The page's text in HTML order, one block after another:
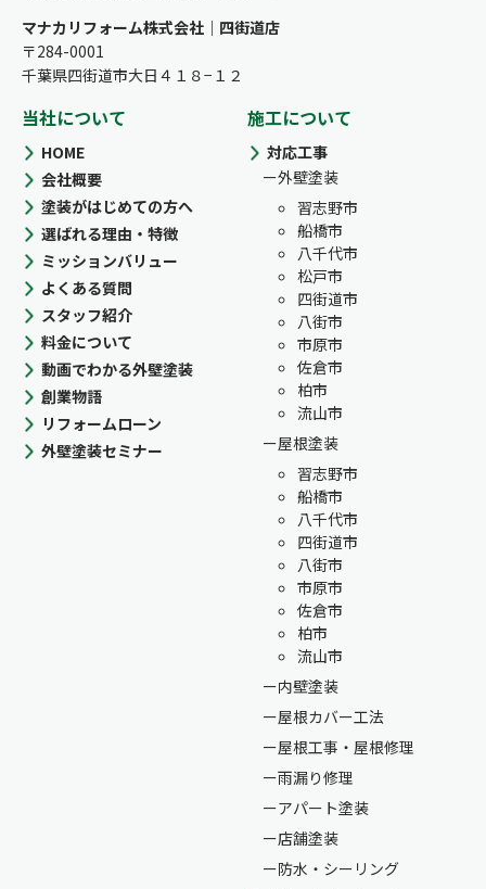
マナカリフォーム株式会社｜四街道店
〒284-0001
千葉県四街道市大日４１８−１２
当社について
HOME
会社概要
塗装がはじめての方へ
選ばれる理由・特徴
ミッションバリュー
よくある質問
スタッフ紹介
料金について
動画でわかる外壁塗装
創業物語
リフォームローン
外壁塗装セミナー
施工について
対応工事
外壁塗装
習志野市
船橋市
八千代市
松戸市
四街道市
八街市
市原市
佐倉市
柏市
流山市
屋根塗装
習志野市
船橋市
八千代市
四街道市
八街市
市原市
佐倉市
柏市
流山市
内壁塗装
屋根カバー工法
屋根工事・屋根修理
雨漏り修理
アパート塗装
店舗塗装
防水・シーリング